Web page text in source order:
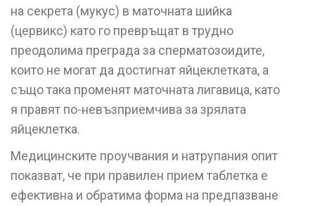
на секрета (мукус) в маточната шийка
(цервикс) като го превръщат в трудно
преодолима преграда за сперматозоидите,
които не могат да достигнат яйцеклетката, а
също така променят маточната лигавица, като
я правят по-невъзприемчива за зрялата
яйцеклетка.
Медицинските проучвания и натрупания опит
показват, че при правилен прием таблетка е
ефективна и обратима форма на предпазване